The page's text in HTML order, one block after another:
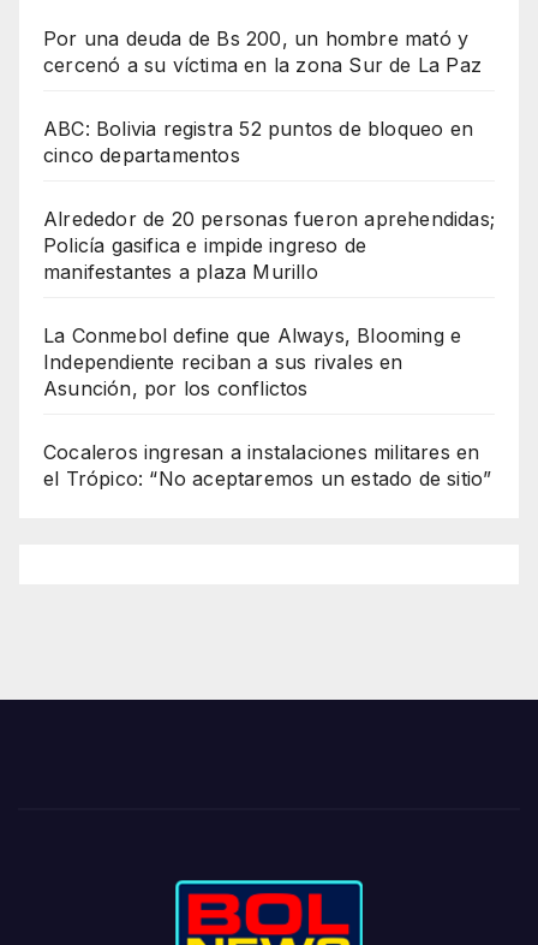
Por una deuda de Bs 200, un hombre mató y
cercenó a su víctima en la zona Sur de La Paz
ABC: Bolivia registra 52 puntos de bloqueo en
cinco departamentos
Alrededor de 20 personas fueron aprehendidas;
Policía gasifica e impide ingreso de
manifestantes a plaza Murillo
La Conmebol define que Always, Blooming e
Independiente reciban a sus rivales en
Asunción, por los conflictos
Cocaleros ingresan a instalaciones militares en
el Trópico: “No aceptaremos un estado de sitio”